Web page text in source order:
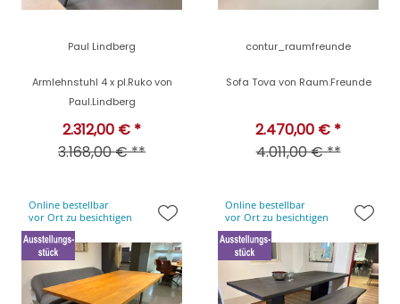
Paul Lindberg
Armlehnstuhl 4 x pl.Ruko von
Paul.Lindberg
2.312,00 € *
3.168,00 € **
contur_raumfreunde
Sofa Tova von Raum.Freunde
2.470,00 € *
4.011,00 € **
Online bestellbar
vor Ort zu besichtigen
Online bestellbar
vor Ort zu besichtigen